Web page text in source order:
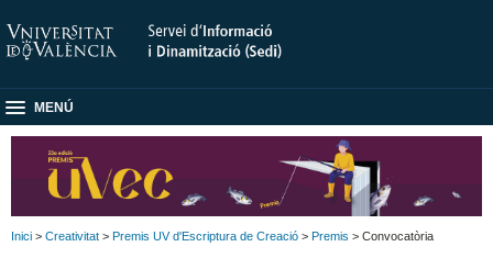
MENÚ
Inici > Creativitat > Premis UV d'Escriptura de Creació > Premis > Convocatòria